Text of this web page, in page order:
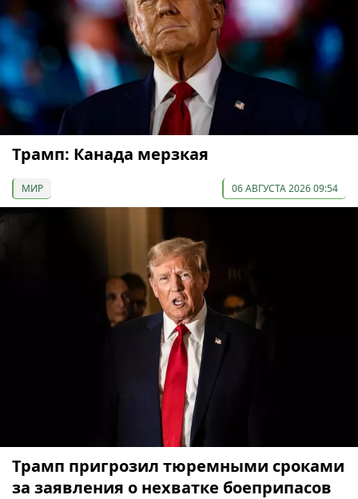
Трамп: Канада мерзкая
МИР 06 АВГУСТА 2026 09:54
Трамп пригрозил тюремными сроками
за заявления о нехватке боеприпасов